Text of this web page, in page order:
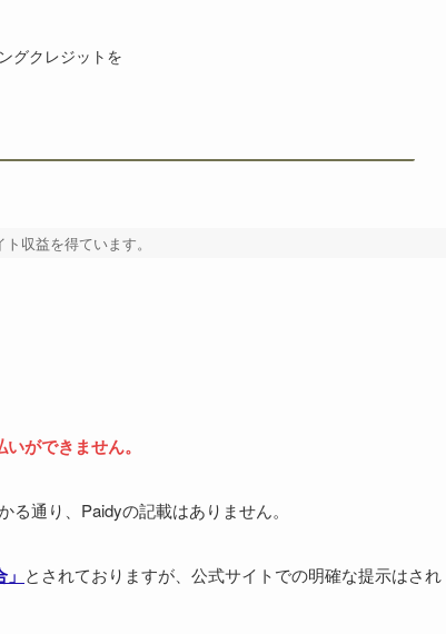
グクレジットを
収益を得ています。
ができません。
る通り、Paidyの記載はありません。
とされておりますが、公式サイトでの明確な提示はされ